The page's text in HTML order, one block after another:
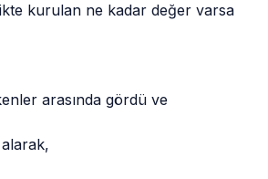
kurulan ne kadar değer varsa
arasında gördü ve